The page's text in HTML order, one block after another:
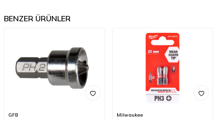
BENZER ÜRÜNLER
GFB Milwaukee